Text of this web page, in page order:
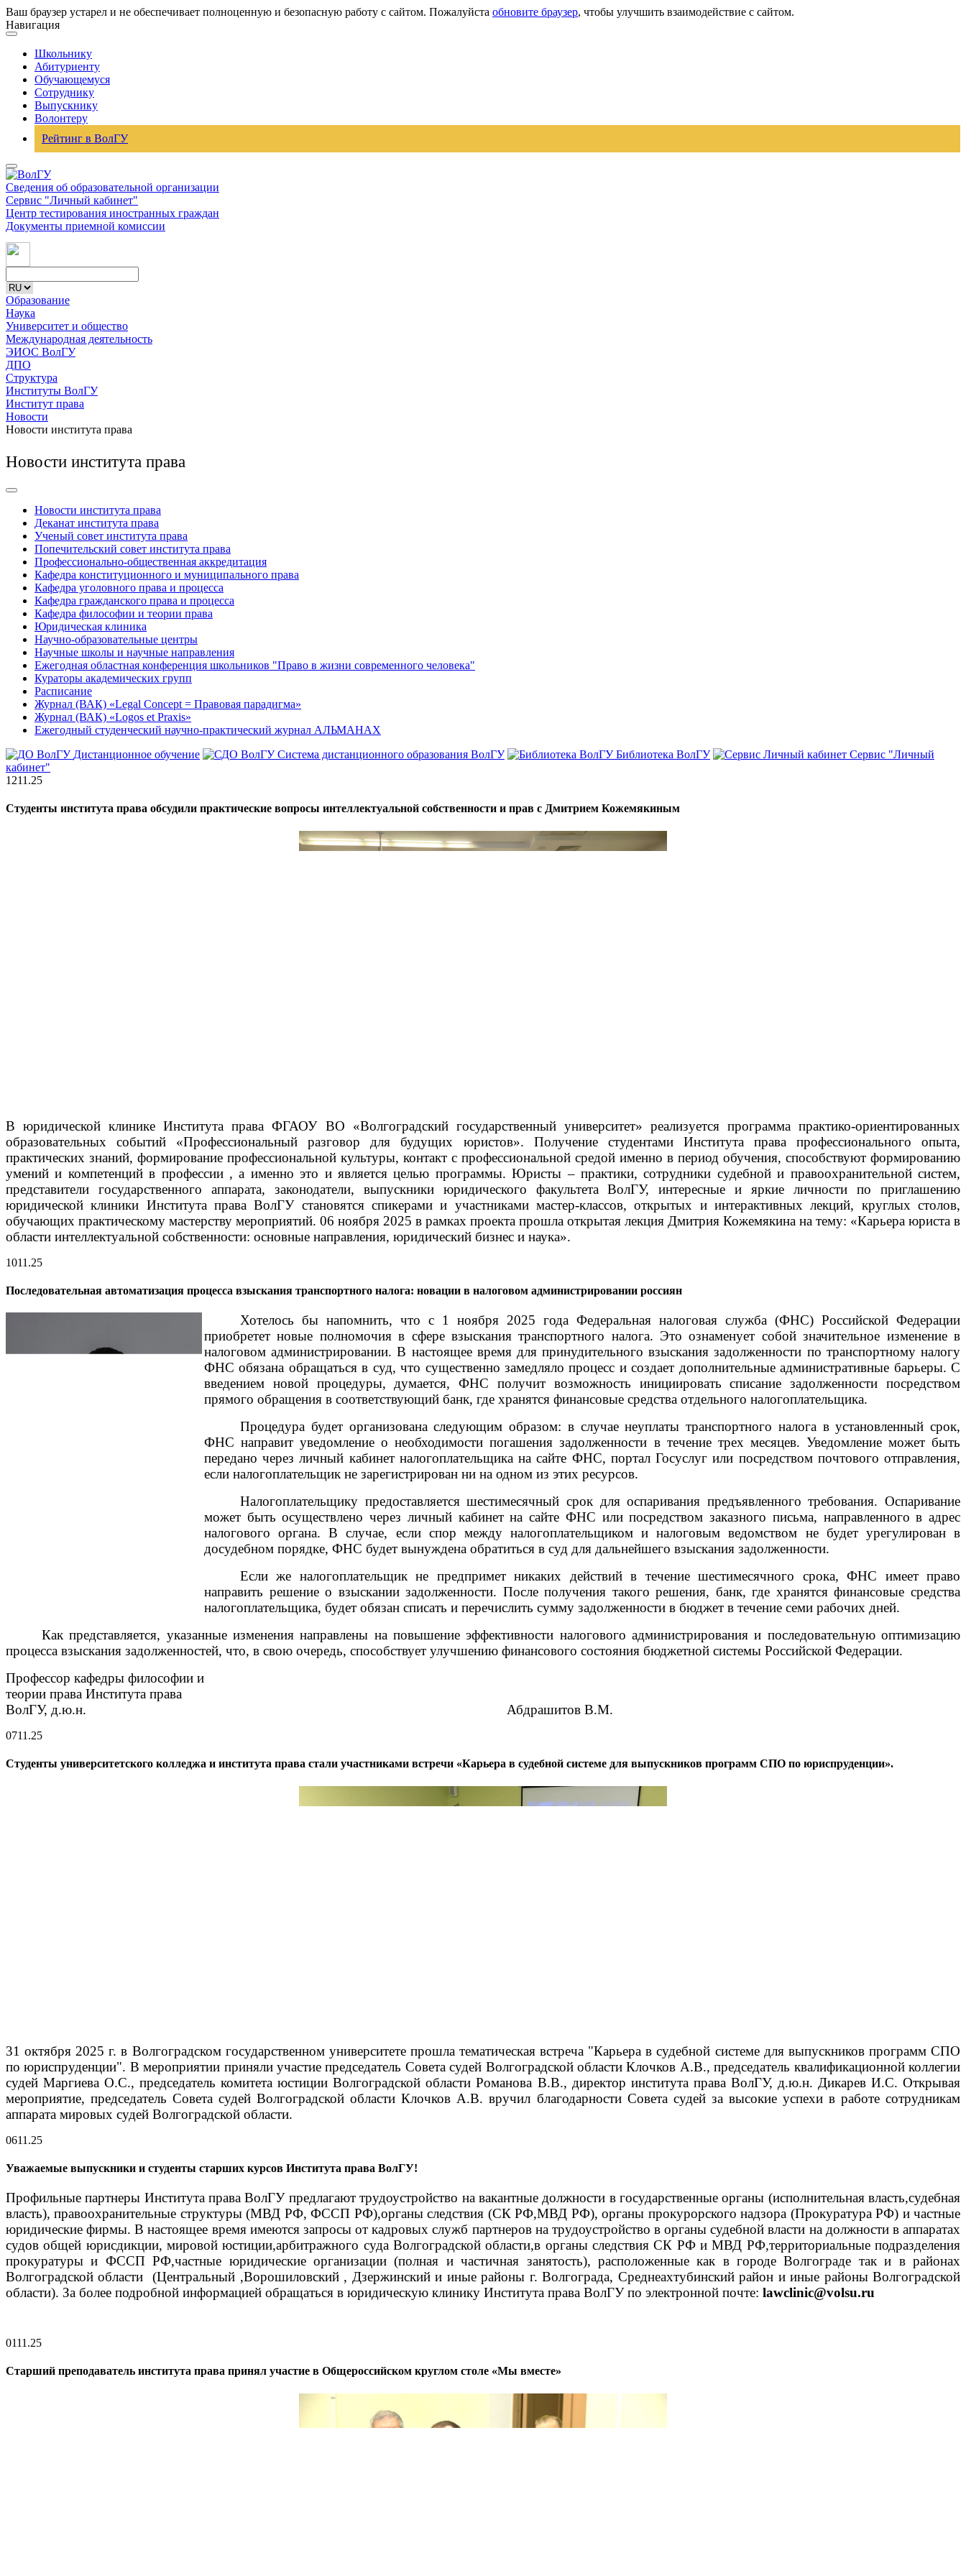
Ваш браузер устарел и не обеспечивает полноценную и безопасную работу с сайтом. Пожалуйста обновите браузер, чтобы улучшить взаимодействие с сайтом.
Навигация
Школьнику
Абитуриенту
Обучающемуся
Сотруднику
Выпускнику
Волонтеру
Рейтинг в ВолГУ
Сведения об образовательной организации
Сервис "Личный кабинет"
Центр тестирования иностранных граждан
Документы приемной комиссии
Образование
Наука
Университет и общество
Международная деятельность
ЭИОС ВолГУ
ДПО
Структура
Институты ВолГУ
Институт права
Новости
Новости института права
Новости института права
Новости института права
Деканат института права
Ученый совет института права
Попечительский совет института права
Профессионально-общественная аккредитация
Кафедра конституционного и муниципального права
Кафедра уголовного права и процесса
Кафедра гражданского права и процесса
Кафедра философии и теории права
Юридическая клиника
Научно-образовательные центры
Научные школы и научные направления
Ежегодная областная конференция школьников "Право в жизни современного человека"
Кураторы академических групп
Расписание
Журнал (ВАК) «Legal Concept = Правовая парадигма»
Журнал (ВАК) «Logos et Praxis»
Ежегодный студенческий научно-практический журнал АЛЬМАНАХ
Дистанционное обучение
Система дистанционного образования ВолГУ Библиотека ВолГУ
Сервис "Личный
кабинет"
1211.25
Студенты института права обсудили практические вопросы интеллектуальной собственности и прав с Дмитрием Кожемякиным
В юридической клинике Института права ФГАОУ ВО «Волгоградский государственный университет» реализуется программа практико-ориентированных
образовательных событий «Профессиональный разговор для будущих юристов». Получение студентами Института права профессионального опыта,
практических знаний, формирование профессиональной культуры, контакт с профессиональной средой именно в период обучения, способствуют формированию
умений и компетенций в профессии , а именно это и является целью программы.Юристы – практики, сотрудники судебной и правоохранительной систем,
представители государственного аппарата, законодатели, выпускники юридического факультета ВолГУ, интересные и яркие личности по приглашению
юридической клиники Института права ВолГУ становятся спикерами и участниками мастер-классов, открытых и интерактивных лекций, круглых столов,
обучающих практическому мастерству мероприятий. 06 ноября 2025 в рамках проекта прошла открытая лекция Дмитрия Кожемякина на тему: «Карьера юриста в
области интеллектуальной собственности: основные направления, юридический бизнес и наука».
1011.25
Последовательная автоматизация процесса взыскания транспортного налога: новации в налоговом администрировании россиян
Хотелось бы напомнить, что с 1 ноября 2025 года Федеральная налоговая служба (ФНС) Российской Федерации
приобретет новые полномочия в сфере взыскания транспортного налога. Это ознаменует собой значительное изменение в
налоговом администрировании. В настоящее время для принудительного взыскания задолженности по транспортному налогу
ФНС обязана обращаться в суд, что существенно замедляло процесс и создает дополнительные административные барьеры. С
введением новой процедуры, думается, ФНС получит возможность инициировать списание задолженности посредством
прямого обращения в соответствующий банк, где хранятся финансовые средства отдельного налогоплательщика.
Процедура будет организована следующим образом: в случае неуплаты транспортного налога в установленный срок,
ФНС направит уведомление о необходимости погашения задолженности в течение трех месяцев. Уведомление может быть
передано через личный кабинет налогоплательщика на сайте ФНС, портал Госуслуг или посредством почтового отправления,
если налогоплательщик не зарегистрирован ни на одном из этих ресурсов.
Налогоплательщику предоставляется шестимесячный срок для оспаривания предъявленного требования. Оспаривание
может быть осуществлено через личный кабинет на сайте ФНС или посредством заказного письма, направленного в адрес
налогового органа. В случае, если спор между налогоплательщиком и налоговым ведомством не будет урегулирован в
досудебном порядке, ФНС будет вынуждена обратиться в суд для дальнейшего взыскания задолженности.
Если же налогоплательщик не предпримет никаких действий в течение шестимесячного срока, ФНС имеет право
направить решение о взыскании задолженности. После получения такого решения, банк, где хранятся финансовые средства
налогоплательщика, будет обязан списать и перечислить сумму задолженности в бюджет в течение семи рабочих дней.
Как представляется, указанные изменения направлены на повышение эффективности налогового администрирования и последовательную оптимизацию
процесса взыскания задолженностей, что, в свою очередь, способствует улучшению финансового состояния бюджетной системы Российской Федерации.
Профессор кафедры философии и
теории права Института права
ВолГУ, д.ю.н. Абдрашитов В.М.
0711.25
Студенты университетского колледжа и института права стали участниками встречи «Карьера в судебной системе для выпускников программ СПО по юриспруденции».
31 октября 2025 г. в Волгоградском государственном университете прошла тематическая встреча "Карьера в судебной системе для выпускников программ СПО
по юриспруденции". В мероприятии приняли участие председатель Совета судей Волгоградской области Клочков А.В., председатель квалификационной коллегии
судей Маргиева О.С., председатель комитета юстиции Волгоградской области Романова В.В., директор института права ВолГУ, д.ю.н. Дикарев И.С. Открывая
мероприятие, председатель Совета судей Волгоградской области Клочков А.В. вручил благодарности Совета судей за высокие успехи в работе сотрудникам
аппарата мировых судей Волгоградской области.
0611.25
Уважаемые выпускники и студенты старших курсов Института права ВолГУ!
Профильные партнеры Института права ВолГУ предлагают трудоустройство на вакантные должности в государственные органы (исполнительная власть,судебная
власть), правоохранительные структуры (МВД РФ, ФССП РФ),органы следствия (СК РФ,МВД РФ), органы прокурорского надзора (Прокуратура РФ) и частные
юридические фирмы.В настоящее время имеются запросы от кадровых служб партнеров на трудоустройство в органы судебной власти на должности в аппаратах
судов общей юрисдикции, мировой юстиции,арбитражного суда Волгоградской области,в органы следствия СК РФ и МВД РФ,территориальные подразделения
прокуратуры и ФССП РФ,частные юридические организации (полная и частичная занятость), расположенные как в городе Волгограде так и в районах
Волгоградской области (Центральный ,Ворошиловский , Дзержинский и иные районы г. Волгограда, Среднеахтубинский район и иные районы Волгоградской
области). За более подробной информацией обращаться в юридическую клинику Института права ВолГУ по электронной почте: lawclinic@volsu.ru
0111.25
Старший преподаватель института права принял участие в Общероссийском круглом столе «Мы вместе»